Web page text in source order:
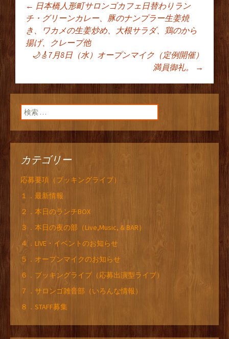
投稿ナビゲーショ
ン
← 日本橋人形町サロンゴカフェ日替わりラン
チ・グリーンカレー、豚のナンプラー生姜焼
き、ワカメの生姜炒め、大根サラダ、鶏のから
揚げ、クレープ他
🌙🎸7月8日（水）オープンマイク（定例開催）
満員御礼。
→
検索:
カテゴリー
応募要項（ブッキングライブ）
１．最新情報
２．本日のランチBOX
３．本日の夜の部（Live,Music, & BAR）
４．LIVE・イベントのお知らせ
５．オープンマイクのお知らせ
６．ブッキングライブ（応募出演型ライブ）
７．サロンゴ雑音部（いろんな情報）
８．STAFF募集